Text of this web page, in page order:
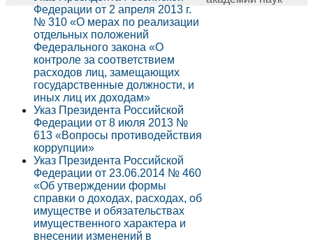
Федерации от 2 апреля 2013 г.
№ 310 «О мерах по реализации
отдельных положений
Федерального закона «О
контроле за соответствием
расходов лиц, замещающих
государственные должности, и
иных лиц их доходам»
Указ Президента Российской
Федерации от 8 июля 2013 №
613 «Вопросы противодействия
коррупции»
Указ Президента Российской
Федерации от 23.06.2014 № 460
«Об утверждении формы
справки о доходах, расходах, об
имуществе и обязательствах
имущественного характера и
внесении изменений в